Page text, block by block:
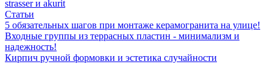
strasser и akurit
Статьи
5 обязательных шагов при монтаже керамогранита на улице!
Входные группы из террасных пластин - минимализм и
надежность!
Кирпич ручной формовки и эстетика случайности